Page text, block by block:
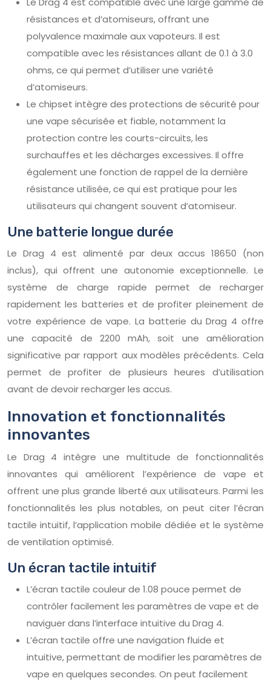
résistances et d’atomiseurs, offrant une
polyvalence maximale aux vapoteurs. Il est
compatible avec les résistances allant de 0.1 à 3.0
ohms, ce qui permet d’utiliser une variété
d’atomiseurs.
Le chipset intègre des protections de sécurité pour
une vape sécurisée et fiable, notamment la
protection contre les courts-circuits, les
surchauffes et les décharges excessives. Il offre
également une fonction de rappel de la dernière
résistance utilisée, ce qui est pratique pour les
utilisateurs qui changent souvent d’atomiseur.
Une batterie longue durée
Le Drag 4 est alimenté par deux accus 18650 (non
inclus), qui offrent une autonomie exceptionnelle. Le
système de charge rapide permet de recharger
rapidement les batteries et de profiter pleinement de
votre expérience de vape. La batterie du Drag 4 offre
une capacité de 2200 mAh, soit une amélioration
significative par rapport aux modèles précédents. Cela
permet de profiter de plusieurs heures d’utilisation
avant de devoir recharger les accus.
Innovation et fonctionnalités
innovantes
Le Drag 4 intègre une multitude de fonctionnalités
innovantes qui améliorent l’expérience de vape et
offrent une plus grande liberté aux utilisateurs. Parmi les
fonctionnalités les plus notables, on peut citer l’écran
tactile intuitif, l’application mobile dédiée et le système
de ventilation optimisé.
Un écran tactile intuitif
L’écran tactile couleur de 1.08 pouce permet de
contrôler facilement les paramètres de vape et de
naviguer dans l’interface intuitive du Drag 4.
L’écran tactile offre une navigation fluide et
intuitive, permettant de modifier les paramètres de
vape en quelques secondes. On peut facilement